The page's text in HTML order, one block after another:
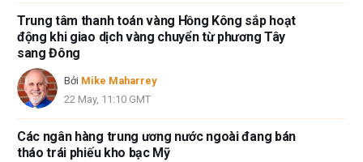
Trung tâm thanh toán vàng Hồng Kông sắp hoạt
động khi giao dịch vàng chuyển từ phương Tây
sang Đông
Bởi Mike Maharrey
22 May, 11:10 GMT
Các ngân hàng trung ương nước ngoài đang bán
tháo trái phiếu kho bạc Mỹ